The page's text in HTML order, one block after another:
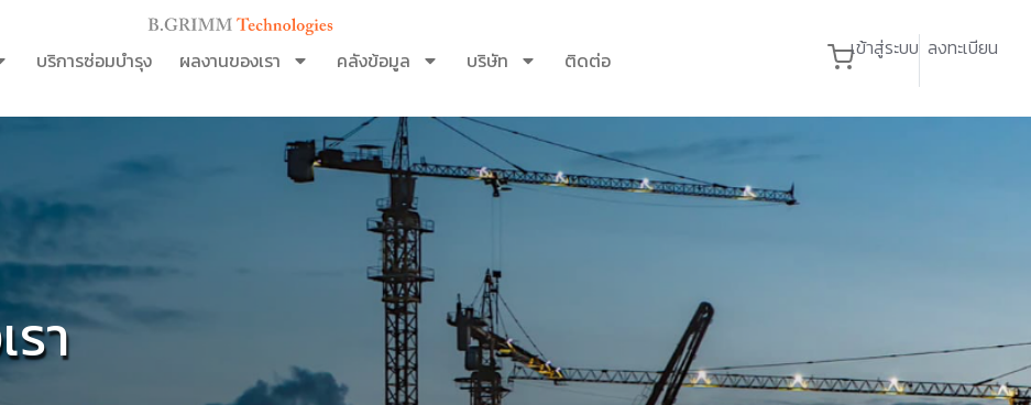
บริการซ่อมบำรุง ผลงานของเรา คลังข้อมูล บริษัท ติดต่อ เข้าสู่ระบบ ลงทะเบียน
า